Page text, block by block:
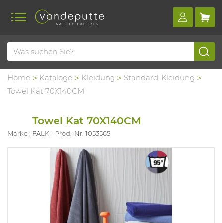
Home Kataloge Kleidung
Standard-Kleidung
Towel Kat 70X140CM
Towel Kat 70X140CM
Marke : FALK Prod.-Nr. 1053565